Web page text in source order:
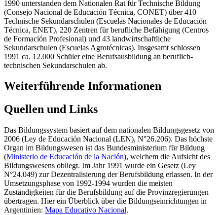
1990 unterstanden dem Nationalen Rat für Technische Bildung
(Consejo Nacional de Educación Técnica, CONET) über 410
Technische Sekundarschulen (Escuelas Nacionales de Educación
Técnica, ENET), 220 Zentren für berufliche Befähigung (Centros
de Formación Profesional) und 43 landwirtschaftliche
Sekundarschulen (Escuelas Agrotécnicas). Insgesamt schlossen
1991 ca. 12.000 Schüler eine Berufsausbildung an beruflich-
technischen Sekundarschulen ab.
Weiterführende Informationen
Quellen und Links
Das Bildungssystem basiert auf dem nationalen Bildungsgesetz von
2006 (Ley de Educación Nacional (LEN), N°26.206). Das höchste
Organ im Bildungswesen ist das Bundesministerium für Bildung
(Ministerio de Educación de la Nación), welchem die Aufsicht des
Bildungswesens obliegt. Im Jahr 1991 wurde ein Gesetz (Ley
N°24.049) zur Dezentralisierung der Berufsbildung erlassen. In der
Umsetzungsphase von 1992-1994 wurden die meisten
Zuständigkeiten für die Berufsbildung auf die Provinzregierungen
übertragen. Hier ein Überblick über die Bildungseinrichtungen in
Argentinien: Mapa Educativo Nacional.